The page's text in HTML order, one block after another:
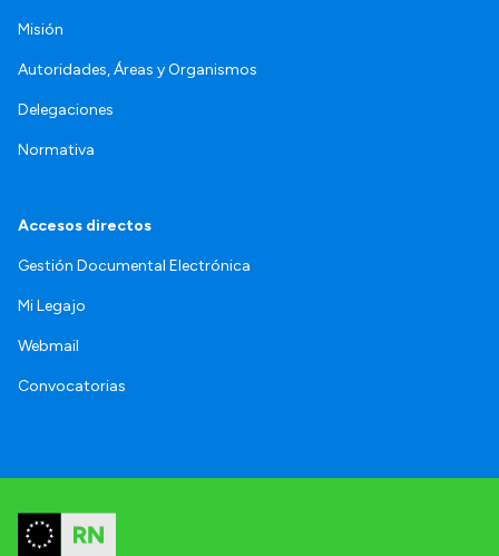
Misión
Autoridades, Áreas y Organismos
Delegaciones
Normativa
Accesos directos
Gestión Documental Electrónica
Mi Legajo
Webmail
Convocatorias